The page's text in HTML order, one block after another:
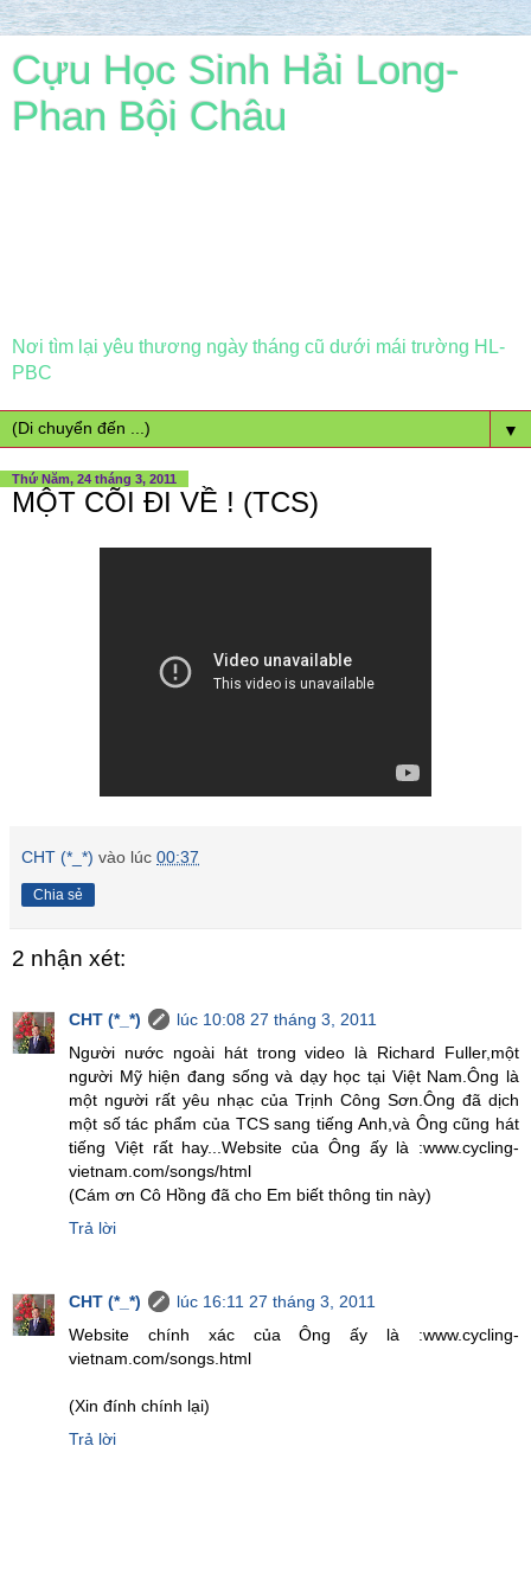
Cựu Học Sinh Hải Long-
Phan Bội Châu
Nơi tìm lại yêu thương ngày tháng cũ dưới mái trường HL-
PBC
▼
Thứ Năm, 24 tháng 3, 2011
MỘT CÕI ĐI VỀ ! (TCS)
CHT (*_*) vào lúc 00:37
Chia sẻ
2 nhận xét:
CHT (*_*)
lúc 10:08 27 tháng 3, 2011
Người nước ngoài hát trong video là Richard Fuller,một
người Mỹ hiện đang sống và dạy học tại Việt Nam.Ông là
một người rất yêu nhạc của Trịnh Công Sơn.Ông đã dịch
một số tác phẩm của TCS sang tiếng Anh,và Ông cũng hát
tiếng Việt rất hay...Website của Ông ấy là :www.cycling-
vietnam.com/songs/html
(Cám ơn Cô Hồng đã cho Em biết thông tin này)
Trả lời
CHT (*_*)
lúc 16:11 27 tháng 3, 2011
Website chính xác của Ông ấy là :www.cycling-
vietnam.com/songs.html
(Xin đính chính lại)
Trả lời